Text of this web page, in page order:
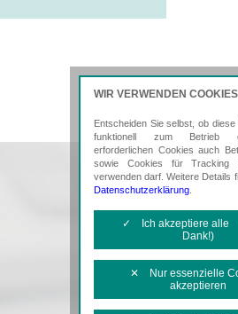
WIR VERWENDEN COOKIES
Entscheiden Sie selbst, ob
funktionell zum Betrieb
erforderlichen Cookies auch
sowie Cookies für Tracking
verwenden darf. Weitere Details
Datenschutzerklärung
✓ Ich akzeptiere alle
Dank!)
✕ Nur essenzielle
akzeptieren